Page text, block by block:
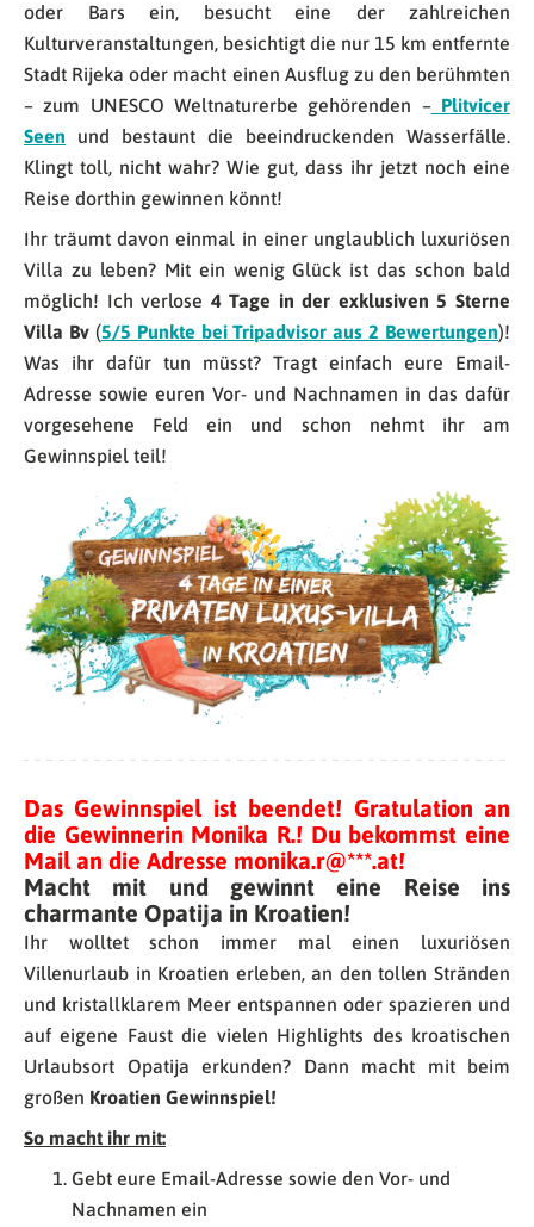
oder Bars ein, besucht eine der zahlreichen
Kulturveranstaltungen, besichtigt die nur 15 km entfernte
Stadt Rijeka oder macht einen Ausflug zu den berühmten
– zum UNESCO Weltnaturerbe gehörenden –Plitvicer
Seen und bestaunt die beeindruckenden Wasserfälle.
Klingt toll, nicht wahr? Wie gut, dass ihr jetzt noch eine
Reise dorthin gewinnen könnt!
Ihr träumt davon einmal in einer unglaublich luxuriösen
Villa zu leben? Mit ein wenig Glück ist das schon bald
möglich! Ich verlose 4 Tage in der exklusiven 5 Sterne
Villa Bv (5/5 Punkte bei Tripadvisor aus 2 Bewertungen)!
Was ihr dafür tun müsst? Tragt einfach eure Email-
Adresse sowie euren Vor- und Nachnamen in das dafür
vorgesehene Feld ein und schon nehmt ihr am
Gewinnspiel teil!
Das Gewinnspiel ist beendet! Gratulation an
die Gewinnerin Monika R.! Du bekommst eine
Mail an die Adresse monika.r@***.at!
Macht mit und gewinnt eine Reise ins
charmante Opatija in Kroatien!
Ihr wolltet schon immer mal einen luxuriösen
Villenurlaub in Kroatien erleben, an den tollen Stränden
und kristallklarem Meer entspannen oder spazieren und
auf eigene Faust die vielen Highlights des kroatischen
Urlaubsort Opatija erkunden? Dann macht mit beim
großen Kroatien Gewinnspiel!
So macht ihr mit:
Gebt eure Email-Adresse sowie den Vor- und
Nachnamen ein